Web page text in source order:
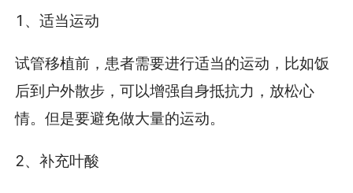
1、适当运动
试管移植前，患者需要进行适当的运动，比如饭
后到户外散步，可以增强自身抵抗力，放松心
情。但是要避免做大量的运动。
2、补充叶酸